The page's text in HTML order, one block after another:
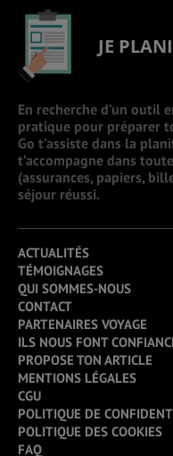
JE
En recherche d’un
pratique pour préparer
Go t’assiste dans la
t’accompagne dans
(assurances, papiers,
séjour réussi.
ACTUALITÉS
TÉMOIGNAGES
QUI SOMMES-NOUS
CONTACT
PARTENAIRES VOYAGE
ILS NOUS FONT
PROPOSE TON ARTICLE
MENTIONS LÉGALES
CGU
POLITIQUE DE
POLITIQUE DES COOKIES
FAQ